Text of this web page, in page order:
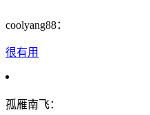
coolyang88：
很有用
孤雁南飞：